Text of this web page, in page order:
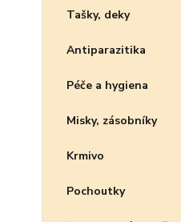
Tašky, deky
Antiparazitika
Péče a hygiena
Misky, zásobníky
Krmivo
Pochoutky